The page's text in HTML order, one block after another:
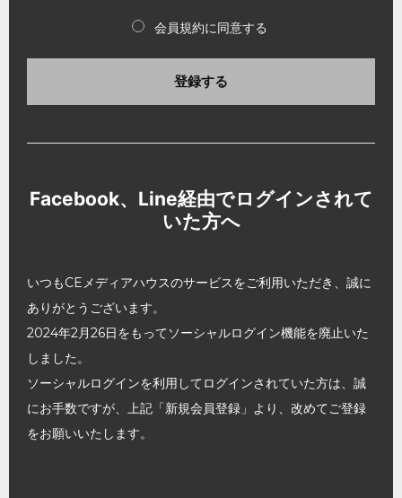
会員規約に同意する
登録する
Facebook、Line経由でログインされて
いた方へ
いつもCEメディアハウスのサービスをご利用いただき、誠に
ありがとうございます。
2024年2月26日をもってソーシャルログイン機能を廃止いた
しました。
ソーシャルログインを利用してログインされていた方は、誠
にお手数ですが、上記「新規会員登録」より、改めてご登録
をお願いいたします。